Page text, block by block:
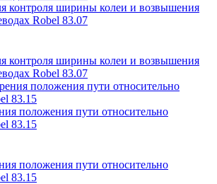
контроля ширины колеи и возвышения
Robel 83.07
контроля ширины колеи и возвышения
Robel 83.07
положения пути относительно
83.15
положения пути относительно
83.15